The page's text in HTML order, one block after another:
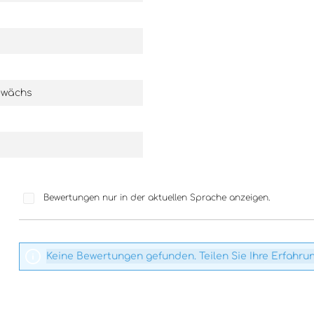
aber
und
alle
er auch
für
Keller
Schatz
entwickeln.
Bewertungen nur in der aktuellen Sprache anzeigen.
Keine Bewertungen gefunden. Teilen Sie Ihre